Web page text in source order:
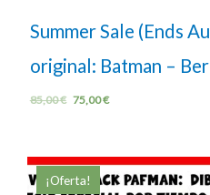
Summer Sale (Ends
original: Batman –
85,00€ 75,00€
¡Oferta!